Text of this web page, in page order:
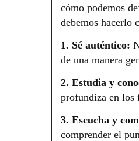
cómo podemos
debemos hacerlo
1. Sé auténtico:
de una manera
2. Estudia y
profundiza en los
3. Escucha y
comprender el